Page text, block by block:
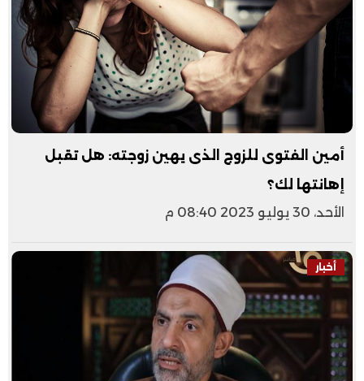
أمين الفتوى للزوج الذى يهين زوجته: هل تقبل
إهانتها لك؟
الأحد، 30 يوليو 2023 08:40 م
أخبار